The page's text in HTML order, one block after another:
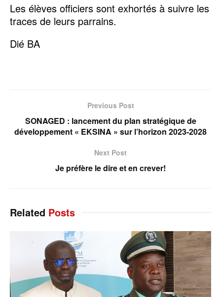
Les élèves officiers sont exhortés à suivre les
traces de leurs parrains.
Dié BA
Previous Post
SONAGED : lancement du plan stratégique de
développement « EKSINA » sur l’horizon 2023-2028
Next Post
Je préfère le dire et en crever!
Related Posts